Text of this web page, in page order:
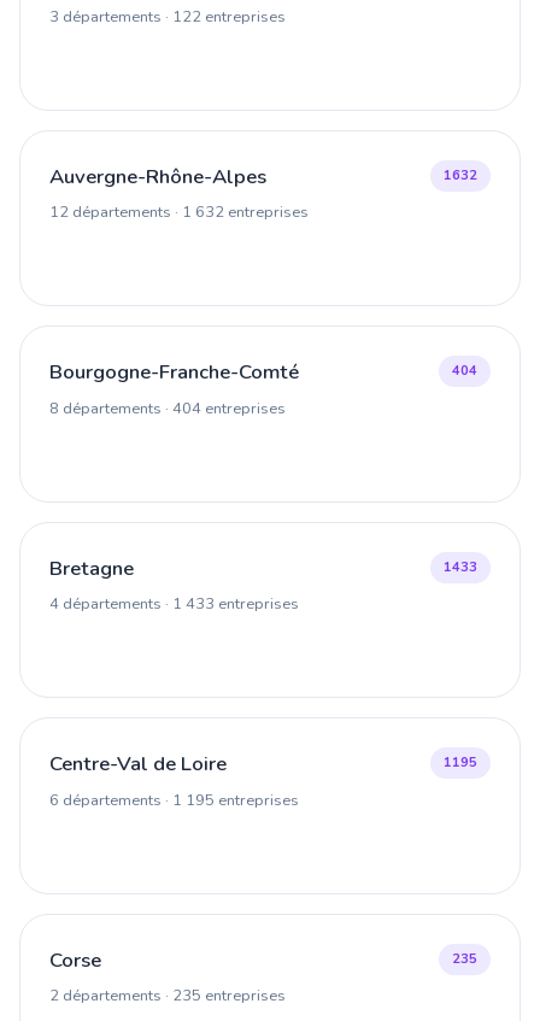
3 départements · 122 entreprises
Auvergne-Rhône-Alpes
12 départements · 1 632 entreprises
1632
Bourgogne-Franche-Comté
8 départements · 404 entreprises
404
Bretagne
4 départements · 1 433 entreprises
1433
Centre-Val de Loire
6 départements · 1 195 entreprises
1195
Corse
2 départements · 235 entreprises
235